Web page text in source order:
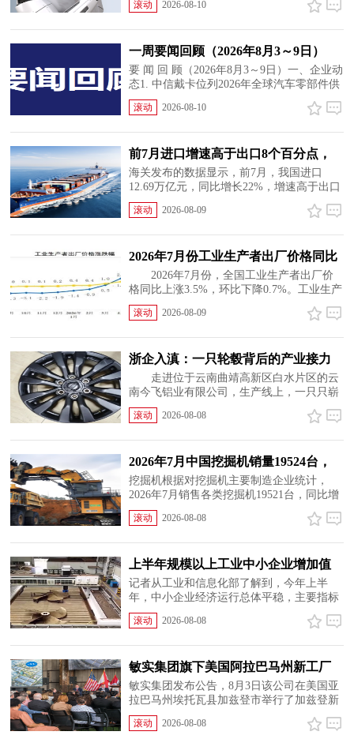
长9.5%，服务业相关经营主体亮点突出，制
滚动 2026-08-10
一周要闻回顾（2026年8月3～9日）
要 闻 回 顾（2026年8月3～9日）一、企业动
态1. 中信戴卡位列2026年全球汽车零部件供
应商百强榜第36位 👈2. 应流集团：赛峰产
品加速交付 国际民用航空发动机需求旺盛
滚动 2026-08-10
前7月进口增速高于出口8个百分点，
意味着什么
海关发布的数据显示，前7月，我国进口
12.69万亿元，同比增长22%，增速高于出口
8个百分点。我们总是关注到中国制造出口
快速增长，较少关注到进口，进口提速有什
滚动 2026-08-09
2026年7月份工业生产者出厂价格同比
上涨3.5%
2026年7月份，全国工业生产者出厂价
格同比上涨3.5%，环比下降0.7%。工业生产
者购进价格同比上涨5.5%，环比下降1.0%。
1—7月平均，工业生产者出厂价格比上年同
滚动 2026-08-09
浙企入滇：一只轮毂背后的产业接力
走进位于云南曲靖高新区白水片区的云
南今飞铝业有限公司，生产线上，一只只崭
新的铝合金汽车轮毂正有序下线。仔细看，
每只轮毂上都刻着一枚小小的二维码——终
滚动 2026-08-08
2026年7月中国挖掘机销量19524台，
同比增13.9%
挖掘机根据对挖掘机主要制造企业统计，
2026年7月销售各类挖掘机19521台，同比增
长13.9%。其中：国内销量7608台（含电动
挖掘机41台），同比增长4.13%；出口11913
滚动 2026-08-08
上半年规模以上工业中小企业增加值
同比增长5.8%
记者从工业和信息化部了解到，今年上半
年，中小企业经济运行总体平稳，主要指标
保持较快增长，企业效益持续改善。在江苏
镇江的一家企业，工人们正忙着赶制一批高
滚动 2026-08-08
敏实集团旗下美国阿拉巴马州新工厂
举行奠基仪式
敏实集团发布公告，8月3日该公司在美国亚
拉巴马州埃托瓦县加兹登市举行了加兹登新
工厂奠基仪式。▲3月6日，敏实集团正式宣
布将在阿拉巴马州加兹登市投资建设新工
滚动 2026-08-08